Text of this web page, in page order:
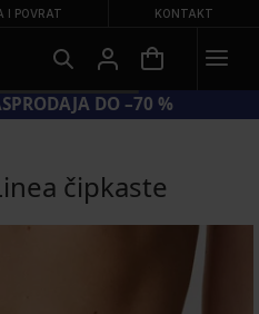
I POVRAT KONTAKT
DO –70 %
čipkaste